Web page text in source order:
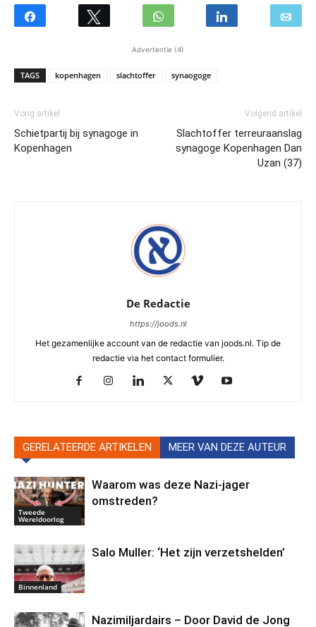
Advertentie (4)
TAGS kopenhagen slachtoffer synaogoge
Vorig artikel
Schietpartij bij synagoge in
Kopenhagen
Volgend artikel
Slachtoffer terreuraanslag
synagoge Kopenhagen Dan
Uzan (37)
De Redactie
https://joods.nl
Het gezamenlijke account van de redactie van joods.nl. Tip de
redactie via het contact formulier.
GERELATEERDE ARTIKELEN MEER VAN DEZE AUTEUR
Tweede
Wereldoorlog
Waarom was deze Nazi-jager
omstreden?
Binnenland
Salo Muller: ‘Het zijn verzetshelden’
Nazimiljardairs – Door David de Jong